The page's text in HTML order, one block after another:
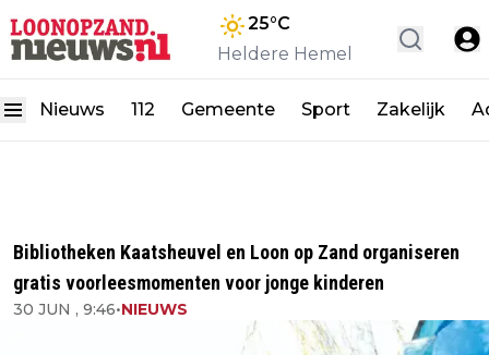
25°C
Heldere Hemel
Nieuws 112 Gemeente Sport Zakelijk
Bibliotheken Kaatsheuvel en Loon op Zand organiseren
gratis voorleesmomenten voor jonge kinderen
30 JUN , 9:46•NIEUWS